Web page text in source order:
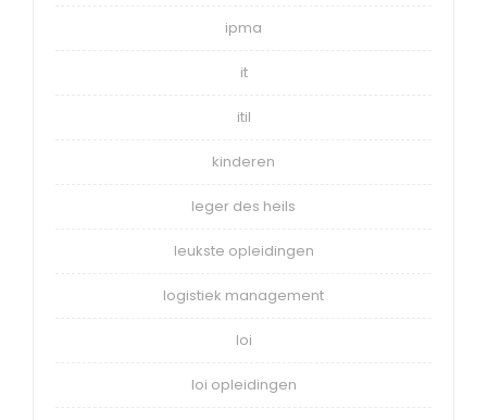
ipma
it
itil
kinderen
leger des heils
leukste opleidingen
logistiek management
loi
loi opleidingen